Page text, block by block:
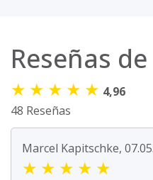
Reseñas
★ ★ ★ ★ ★ 4,96
48 Reseñas
Marcel Kapitschke,
★ ★ ★ ★ ★